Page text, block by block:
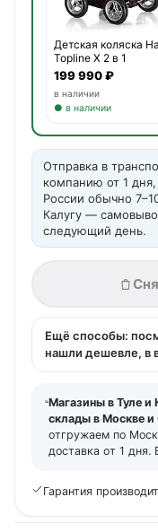
Детская коляска
Topline X 2 в 1
199 990 ₽
в наличии
● в наличии
Отправка в
компанию от 1 дня,
России обычно
Калугу —
следующий день.
Ещё способы:
нашли дешевле, в
Магазины в Туле и
склады в Москве
отгружаем по
доставка от 1 дня.
Гарантия